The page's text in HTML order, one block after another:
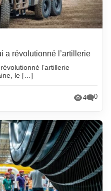
a révolutionné l’artillerie
l’artillerie
le […]
4 0